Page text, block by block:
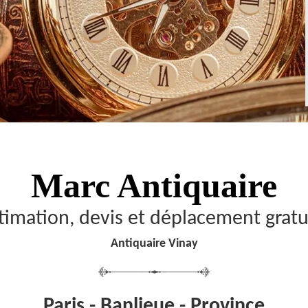
Marc Antiquaire
devis et déplacement
Antiquaire Vinay